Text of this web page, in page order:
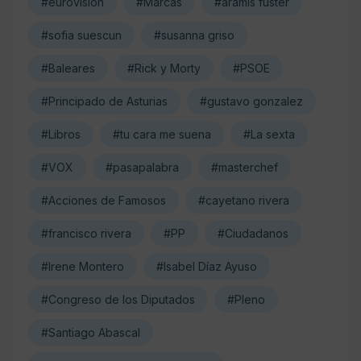
#sofia suescun #susanna griso
#Baleares #Rick y Morty #PSOE
#Principado de Asturias #gustavo gonzalez
#Libros #tu cara me suena #La sexta
#VOX #pasapalabra #masterchef
#Acciones de Famosos #cayetano rivera
#francisco rivera #PP #Ciudadanos
#Irene Montero #Isabel Díaz Ayuso
#Congreso de los Diputados #Pleno
#Santiago Abascal